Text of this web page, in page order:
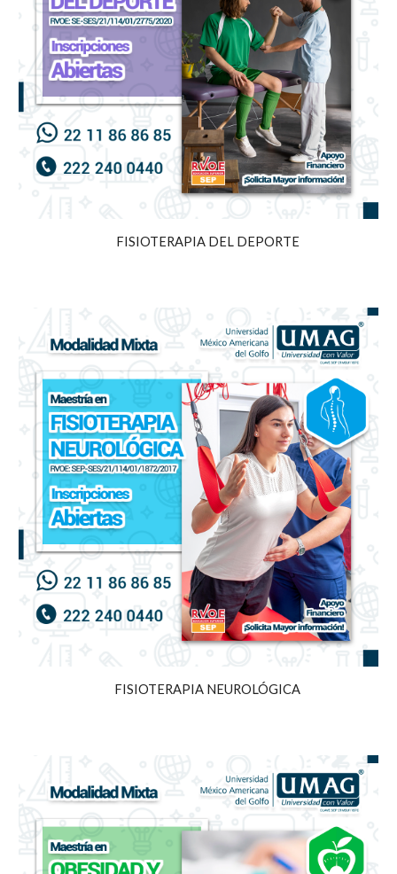
FISIOTERAPIA DEL DEPORTE
FISIOTERAPIA NEUROLÓGICA